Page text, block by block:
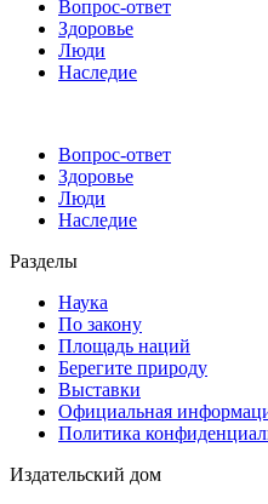
Вопрос-ответ
Здоровье
Люди
Наследие
Вопрос-ответ
Здоровье
Люди
Наследие
Разделы
Наука
По закону
Площадь наций
Берегите природу
Выставки
Официальная
Политика
Издательский дом